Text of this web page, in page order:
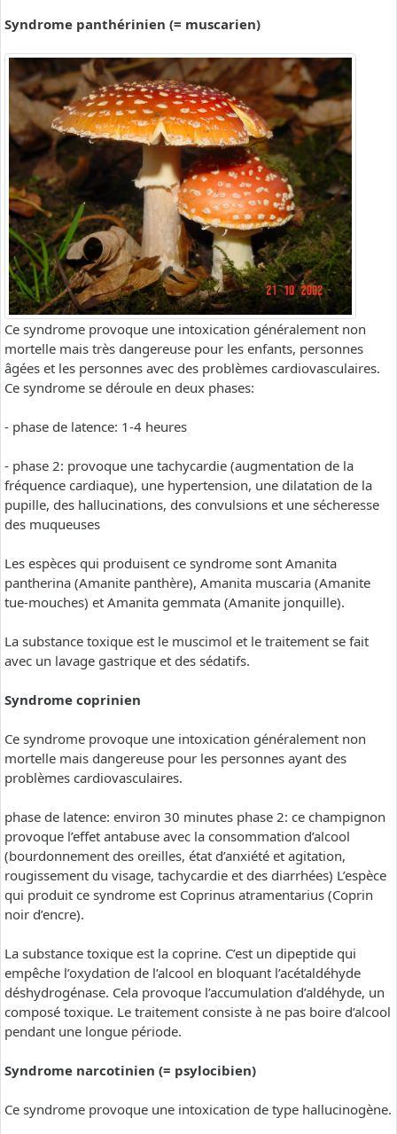
Syndrome panthérinien (= muscarien)
Ce syndrome provoque une intoxication généralement non
mortelle mais très dangereuse pour les enfants, personnes
âgées et les personnes avec des problèmes cardiovasculaires.
Ce syndrome se déroule en deux phases:
- phase de latence: 1-4 heures
- phase 2: provoque une tachycardie (augmentation de la
fréquence cardiaque), une hypertension, une dilatation de la
pupille, des hallucinations, des convulsions et une sécheresse
des muqueuses
Les espèces qui produisent ce syndrome sont Amanita
pantherina (Amanite panthère), Amanita muscaria (Amanite
tue-mouches) et Amanita gemmata (Amanite jonquille).
La substance toxique est le muscimol et le traitement se fait
avec un lavage gastrique et des sédatifs.
Syndrome coprinien
Ce syndrome provoque une intoxication généralement non
mortelle mais dangereuse pour les personnes ayant des
problèmes cardiovasculaires.
phase de latence: environ 30 minutes phase 2: ce champignon
provoque l’effet antabuse avec la consommation d’alcool
(bourdonnement des oreilles, état d’anxiété et agitation,
rougissement du visage, tachycardie et des diarrhées) L’espèce
qui produit ce syndrome est Coprinus atramentarius (Coprin
noir d’encre).
La substance toxique est la coprine. C’est un dipeptide qui
empêche l’oxydation de l’alcool en bloquant l’acétaldéhyde
déshydrogénase. Cela provoque l’accumulation d’aldéhyde, un
composé toxique. Le traitement consiste à ne pas boire d’alcool
pendant une longue période.
Syndrome narcotinien (= psylocibien)
Ce syndrome provoque une intoxication de type hallucinogène.